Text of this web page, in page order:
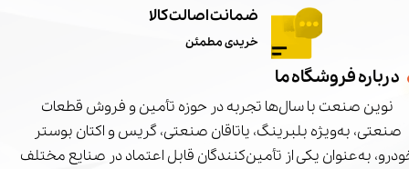
ضمانت اصالت کالا
خریدی مطمئن
درباره فروشگاه ما
نوین صنعت با سال‌ها تجربه در حوزه تأمین و فروش قطعات
صنعتی، به‌ویژه بلبرینگ، یاتاقان صنعتی، گریس و اکتان بوستر
به‌عنوان یکی از تأمین‌کنندگان قابل اعتماد در صنایع مختلف